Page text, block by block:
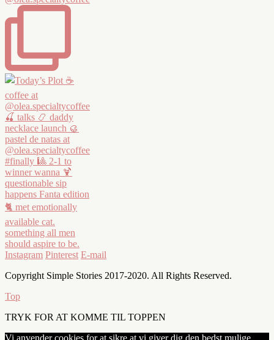
Instagram Pinterest E-mail
Copyright Simple Stories 2017-2020. All Rights Reserved.
Top
TRYK FOR AT KOMME TIL TOPPEN